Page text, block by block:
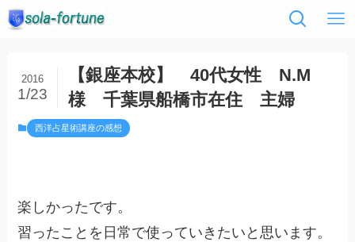
【銀座本校】 40代女性 N.M
様 千葉県船橋市在住 主婦
2016
1/23
西洋占星術講座の感想
楽しかったです。
習ったことを日常で使っていきたいと思います。